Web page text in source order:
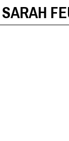
SARAH